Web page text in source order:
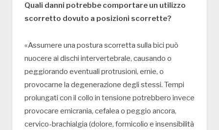
Quali danni potrebbe comportare un utilizzo
scorretto dovuto a posizioni scorrette?
«Assumere una postura scorretta sulla bici può
nuocere ai dischi intervertebrale, causando o
peggiorando eventuali protrusioni, ernie, o
provocarne la degenerazione degli stessi. Tempi
prolungati con il collo in tensione potrebbero invece
provocare emicrania, cefalea o peggio ancora,
cervico-brachialgia (dolore, formicolio e insensibilità